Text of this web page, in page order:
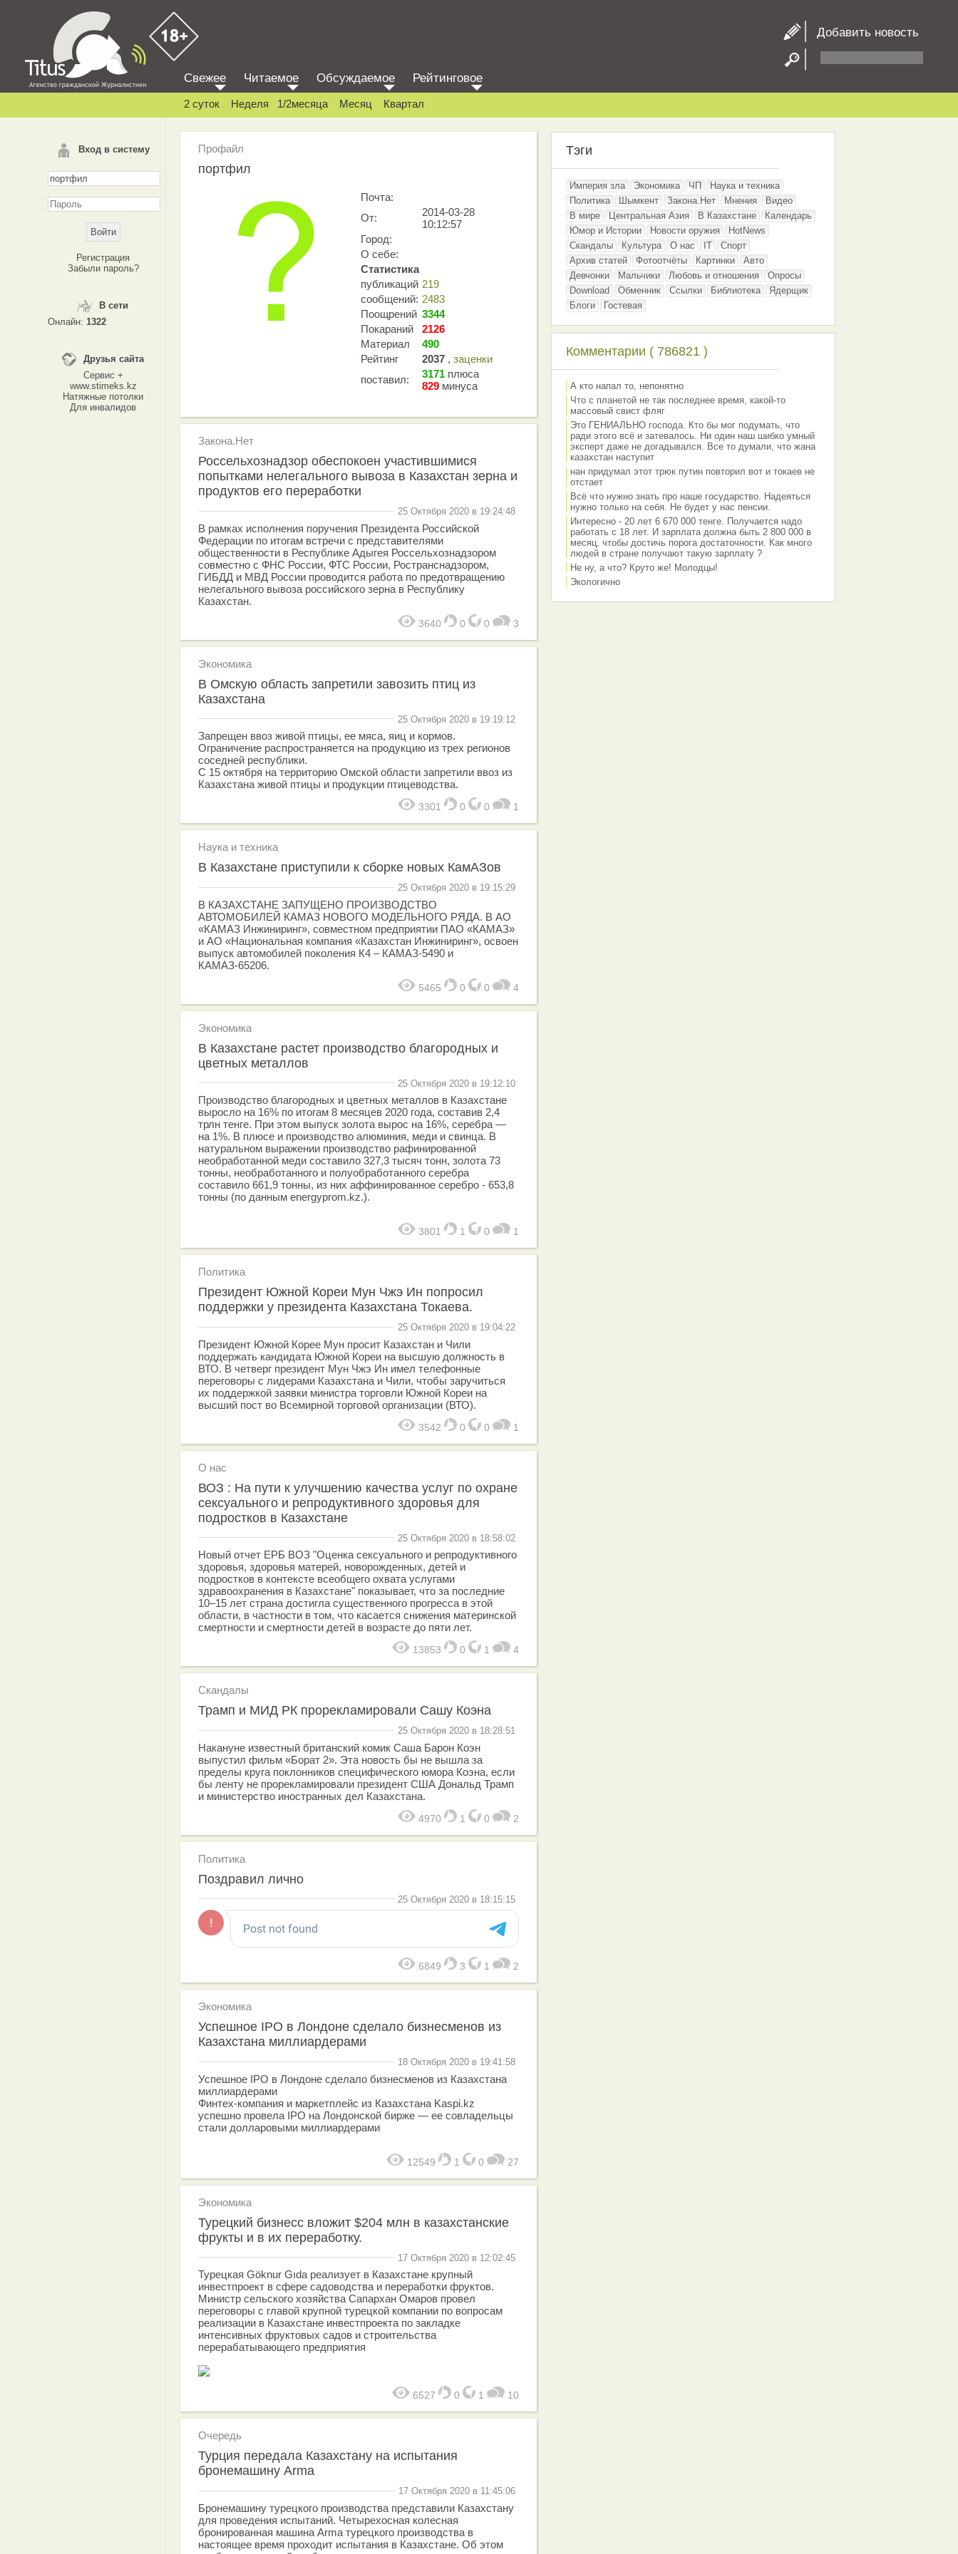
Добавить новость
Вход в систему
Регистрация
Забыли пароль?
В сети
Онлайн: 1322
Друзья сайта
Сервис +
www.stimeks.kz
Натяжные потолки
Для инвалидов
Свежее Читаемое Обсуждаемое Рейтинговое
2 суток Неделя 1/2месяца Месяц Квартал
Профайл
портфил
Почта:
От:
2014-03-28
10:12:57
Город:
О себе:
Статистика
публикаций 219
сообщений: 2483
Поощрений 3344
Покараний
2126
Материал
490
Рейтинг
2037 , заценки
поставил:
3171 плюса
829 минуса
Закона.Нет
Россельхознадзор обеспокоен участившимися
попытками нелегального вывоза в Казахстан зерна и
продуктов его переработки
25 Октября 2020 в 19:24:48
В рамках исполнения поручения Президента Российской
Федерации по итогам встречи с представителями
общественности в Республике Адыгея Россельхознадзором
совместно с ФНС России, ФТС России, Ространснадзором,
ГИБДД и МВД России проводится работа по предотвращению
нелегального вывоза российского зерна в Республику
Казахстан.
3640 0 0 3
Экономика
В Омскую область запретили завозить птиц из
Казахстана
25 Октября 2020 в 19:19:12
Запрещен ввоз живой птицы, ее мяса, яиц и кормов.
Ограничение распространяется на продукцию из трех регионов
соседней республики.
С 15 октября на территорию Омской области запретили ввоз из
Казахстана живой птицы и продукции птицеводства.
3301 0 0 1
Наука и техника
В Казахстане приступили к сборке новых КамАЗов
25 Октября 2020 в 19:15:29
В КАЗАХСТАНЕ ЗАПУЩЕНО ПРОИЗВОДСТВО
АВТОМОБИЛЕЙ КАМАЗ НОВОГО МОДЕЛЬНОГО РЯДА. В АО
«КАМАЗ Инжиниринг», совместном предприятии ПАО «КАМАЗ»
и АО «Национальная компания «Казахстан Инжиниринг», освоен
выпуск автомобилей поколения К4 – КАМАЗ-5490 и
КАМАЗ-65206.
5465 0 0 4
Экономика
В Казахстане растет производство благородных и
цветных металлов
25 Октября 2020 в 19:12:10
Производство благородных и цветных металлов в Казахстане
выросло на 16% по итогам 8 месяцев 2020 года, составив 2,4
трлн тенге. При этом выпуск золота вырос на 16%, серебра —
на 1%. В плюсе и производство алюминия, меди и свинца. В
натуральном выражении производство рафинированной
необработанной меди составило 327,3 тысяч тонн, золота 73
тонны, необработанного и полуобработанного серебра
составило 661,9 тонны, из них аффинированное серебро - 653,8
тонны (по данным energyprom.kz.).
3801 1 0 1
Политика
Президент Южной Кореи Мун Чжэ Ин попросил
поддержки у президента Казахстана Токаева.
25 Октября 2020 в 19:04:22
Президент Южной Корее Мун просит Казахстан и Чили
поддержать кандидата Южной Кореи на высшую должность в
ВТО. В четверг президент Мун Чжэ Ин имел телефонные
переговоры с лидерами Казахстана и Чили, чтобы заручиться
их поддержкой заявки министра торговли Южной Кореи на
высший пост во Всемирной торговой организации (ВТО).
3542 0 0 1
О нас
ВОЗ : На пути к улучшению качества услуг по охране
сексуального и репродуктивного здоровья для
подростков в Казахстане
25 Октября 2020 в 18:58:02
Новый отчет ЕРБ ВОЗ "Оценка сексуального и репродуктивного
здоровья, здоровья матерей, новорожденных, детей и
подростков в контексте всеобщего охвата услугами
здравоохранения в Казахстане" показывает, что за последние
10–15 лет страна достигла существенного прогресса в этой
области, в частности в том, что касается снижения материнской
смертности и смертности детей в возрасте до пяти лет.
13853 0 1 4
Скандалы
Трамп и МИД РК прорекламировали Сашу Коэна
25 Октября 2020 в 18:28:51
Накануне известный британский комик Саша Барон Коэн
выпустил фильм «Борат 2». Эта новость бы не вышла за
пределы круга поклонников специфического юмора Коэна, если
бы ленту не прорекламировали президент США Дональд Трамп
и министерство иностранных дел Казахстана.
4970 1 0 2
Политика
Поздравил лично
25 Октября 2020 в 18:15:15
6849 3 1 2
Экономика
Успешное IPO в Лондоне сделало бизнесменов из
Казахстана миллиардерами
18 Октября 2020 в 19:41:58
Успешное IPO в Лондоне сделало бизнесменов из Казахстана
миллиардерами
Финтех-компания и маркетплейс из Казахстана Kaspi.kz
успешно провела IPO на Лондонской бирже — ее совладельцы
стали долларовыми миллиардерами
12549 1 0 27
Экономика
Турецкий бизнесс вложит $204 млн в казахстанские
фрукты и в их переработку.
17 Октября 2020 в 12:02:45
Турецкая Göknur Gıda реализует в Казахстане крупный
инвестпроект в сфере садоводства и переработки фруктов.
Министр сельского хозяйства Сапархан Омаров провел
переговоры с главой крупной турецкой компании по вопросам
реализации в Казахстане инвестпроекта по закладке
интенсивных фруктовых садов и строительства
перерабатывающего предприятия
6527 0 1 10
Очередь
Турция передала Казахстану на испытания
бронемашину Arma
17 Октября 2020 в 11:45:06
Бронемашину турецкого производства представили Казахстану
для проведения испытаний. Четырехосная колесная
бронированная машина Arma турецкого производства в
настоящее время проходит испытания в Казахстане. Об этом
Тэги
Империя зла Экономика ЧП
Наука и техника
Политика
Шымкент Закона.Нет Мнения
Видео
В мире
Центральная Азия В Казахстане
Календарь
Юмор и Истории
Новости оружия
HotNews
Скандалы
Культура О нас IT
Спорт
Архив статей
Фотоотчёты Картинки
Авто
Девчонки
Мальчики Любовь и отношения
Опросы
Download
Обменник Ссылки Библиотека
Ядерщик
Блоги
Гостевая
Комментарии ( 786821 )
А кто напал то, непонятно
Что с планетой не так последнее время, какой-то
массовый свист фляг
Это ГЕНИАЛЬНО господа. Кто бы мог подумать, что
ради этого всё и затевалось. Ни один наш шибко умный
эксперт даже не догадывался. Все то думали, что жана
казахстан наступит
нан придумал этот трюк путин повторил вот и токаев не
отстает
Всё что нужно знать про наше государство. Надеяться
нужно только на себя. Не будет у нас пенсии.
Интересно - 20 лет 6 670 000 тенге. Получается надо
работать с 18 лет. И зарплата должна быть 2 800 000 в
месяц, чтобы достичь порога достаточности. Как много
людей в стране получают такую зарплату ?
Не ну, а что? Круто же! Молодцы!
Экологично